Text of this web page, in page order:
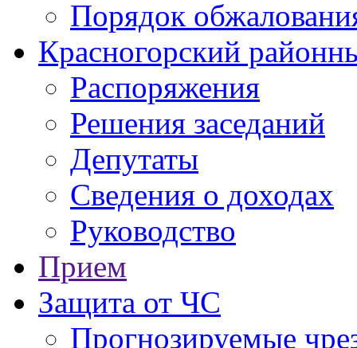
Порядок
Красногорский
Распоряжения
Решения заседаний
Депутаты
Сведения о доходах
Руководство
Прием
Защита от ЧС
Прогнозируемые